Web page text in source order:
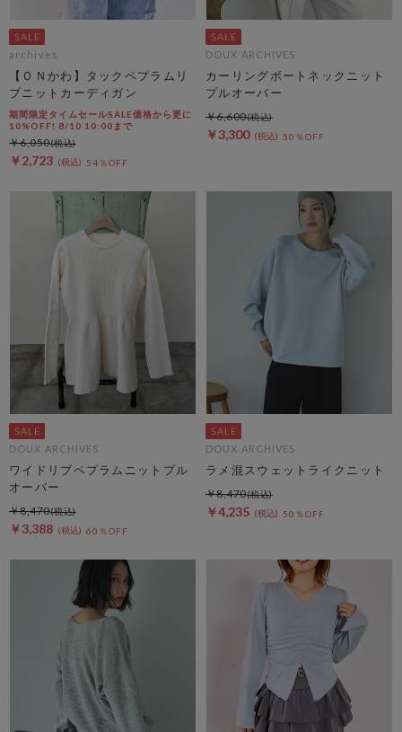
archives
【ＯＮかわ】タックペプラムリ
ブニットカーディガン
期間限定タイムセールSALE価格から更に
10%OFF! 8/10 10:00まで
￥2,723 54％OFF
￥6,050
DOUX ARCHIVES
カーリングボートネックニット
プルオーバー
￥3,300 50％OFF
￥6,600
DOUX ARCHIVES
ワイドリブペプラムニットプル
オーバー
￥3,388 60％OFF
￥8,470
DOUX ARCHIVES
ラメ混スウェットライクニット
￥4,235 50％OFF
￥8,470